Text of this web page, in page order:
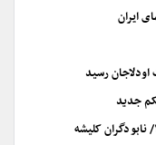
ایران
رسید
جدید